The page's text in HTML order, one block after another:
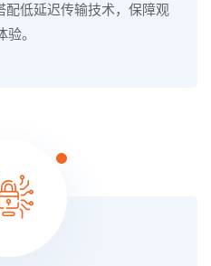
低延迟传输技术，保障观
验。